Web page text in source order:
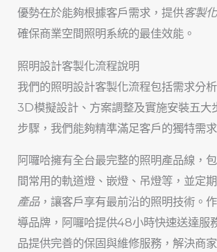
優勢在於能夠根據客戶需求，提供客製
確保商業空間照明系統的最佳效能。
照明設計客製化流程說明
我們的照明設計客製化流程包括需求分
3D模擬設計、方案調整及實施安裝五大
步驟，我們能夠精準滿足客戶的獨特需求
阿囉哈擁有全台最完整的照明產品線，
間常用的軌道燈、嵌燈、吊燈等，並定
產品，讓客戶享有最前沿的照明技術。
導品牌，阿囉哈提供48小時快速送達服
品提供完善的保固與維修服務，解決商